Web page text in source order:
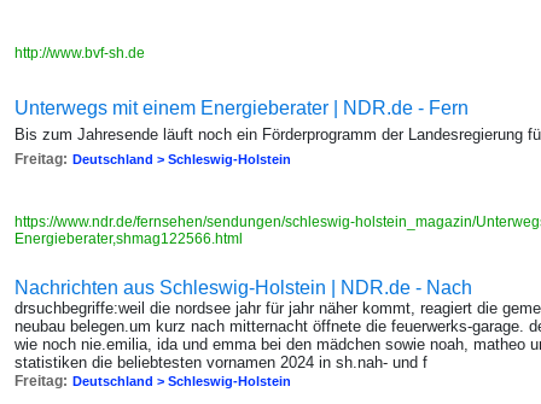
http://www.bvf-sh.de
Unterwegs mit einem Energieberater | NDR.de - Fern
Bis zum Jahresende läuft noch ein Förderprogramm der Landesregierung
Freitag: Deutschland > Schleswig-Holstein
https://www.ndr.de/fernsehen/sendungen/schleswig-holstein_magazin/
Energieberater,shmag122566.html
Nachrichten aus Schleswig-Holstein | NDR.de - Nach
drsuchbegriffe:weil die nordsee jahr für jahr näher kommt, reagiert die
neubau belegen.um kurz nach mitternacht öffnete die feuerwerks-garage.
wie noch nie.emilia, ida und emma bei den mädchen sowie noah, matheo
statistiken die beliebtesten vornamen 2024 in sh.nah- und f
Freitag: Deutschland > Schleswig-Holstein